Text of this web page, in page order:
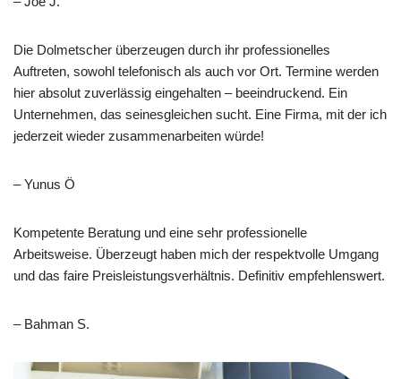
Die Dolmetscher überzeugen durch ihr professionelles
Auftreten, sowohl telefonisch als auch vor Ort. Termine werden
hier absolut zuverlässig eingehalten – beeindruckend. Ein
Unternehmen, das seinesgleichen sucht. Eine Firma, mit der ich
jederzeit wieder zusammenarbeiten würde!
– Yunus Ö
Kompetente Beratung und eine sehr professionelle
Arbeitsweise. Überzeugt haben mich der respektvolle Umgang
und das faire Preisleistungsverhältnis. Definitiv empfehlenswert.
– Bahman S.